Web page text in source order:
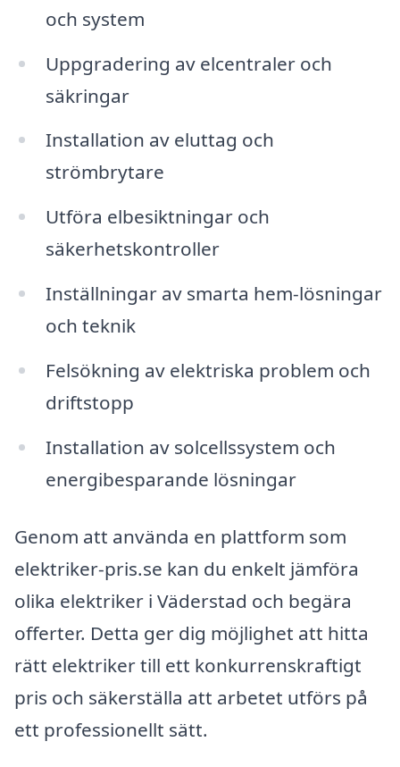
och system
Uppgradering av elcentraler och
säkringar
Installation av eluttag och
strömbrytare
Utföra elbesiktningar och
säkerhetskontroller
Inställningar av smarta hem-lösningar
och teknik
Felsökning av elektriska problem och
driftstopp
Installation av solcellssystem och
energibesparande lösningar
Genom att använda en plattform som
elektriker-pris.se kan du enkelt jämföra
olika elektriker i Väderstad och begära
offerter. Detta ger dig möjlighet att hitta
rätt elektriker till ett konkurrenskraftigt
pris och säkerställa att arbetet utförs på
ett professionellt sätt.